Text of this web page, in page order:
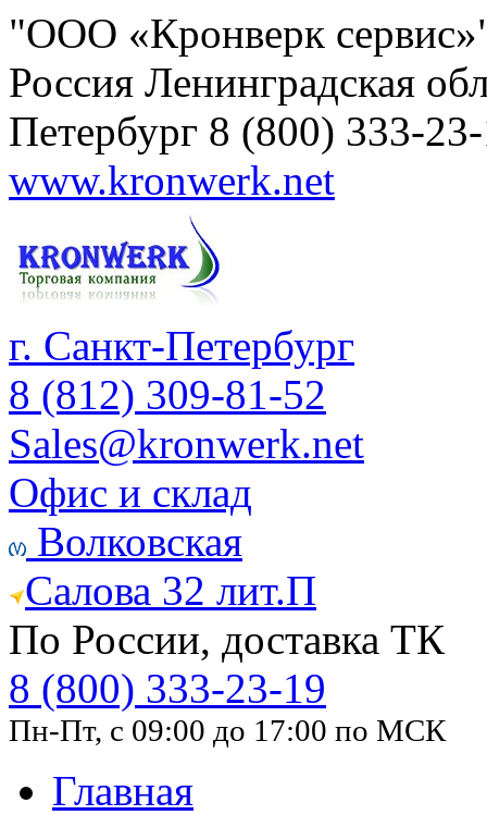
"ООО «Кронверк
Россия Ленинградская
Петербург 8 (800) 333-
www.kronwerk.net
г. Санкт-Петербург
8 (812) 309-81-52
Sales@kronwerk.net
Офис и склад
Волковская
Салова 32 лит.П
По России, доставка ТК
8 (800) 333-23-19
Пн-Пт, с 09:00 до 17:00 по МСК
Главная